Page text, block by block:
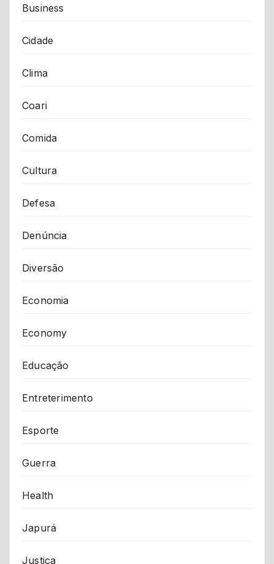
Business
Cidade
Clima
Coari
Comida
Cultura
Defesa
Denúncia
Diversão
Economia
Economy
Educação
Entreterimento
Esporte
Guerra
Health
Japurá
Justiça